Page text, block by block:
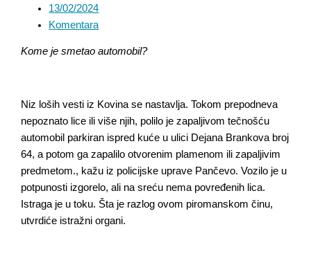
13/02/2024
Komentara
Kome je smetao automobil?
Niz loših vesti iz Kovina se nastavlja. Tokom prepodneva
nepoznato lice ili više njih, polilo je zapaljivom tečnošću
automobil parkiran ispred kuće u ulici Dejana Brankova broj
64, a potom ga zapalilo otvorenim plamenom ili zapaljivim
predmetom., kažu iz policijske uprave Pančevo. Vozilo je u
potpunosti izgorelo, ali na sreću nema povređenih lica.
Istraga je u toku. Šta je razlog ovom piromanskom činu,
utvrdiće istražni organi.